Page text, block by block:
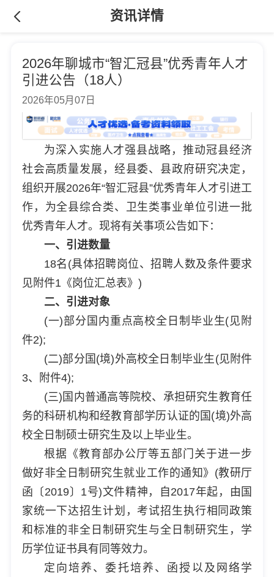
资讯详情
2026年聊城市“智汇冠县”优秀青年人才
引进公告（18人）
2026年05月07日
为深入实施人才强县战略，推动冠县经济
社会高质量发展，经县委、县政府研究决定，
组织开展2026年“智汇冠县”优秀青年人才引进工
作，为全县综合类、卫生类事业单位引进一批
优秀青年人才。现将有关事项公告如下：
一、引进数量
18名(具体招聘岗位、招聘人数及条件要求
见附件1《岗位汇总表》)
二、引进对象
(一)部分国内重点高校全日制毕业生(见附
件2);
(二)部分国(境)外高校全日制毕业生(见附件
3、附件4);
(三)国内普通高等院校、承担研究生教育任
务的科研机构和经教育部学历认证的国(境)外高
校全日制硕士研究生及以上毕业生。
根据《教育部办公厅等五部门关于进一步
做好非全日制研究生就业工作的通知》(教研厅
函〔2019〕1号)文件精神，自2017年起，由国
家统一下达招生计划，考试招生执行相同政策
和标准的非全日制研究生与全日制研究生，学
历学位证书具有同等效力。
定向培养、委托培养、函授以及网络学